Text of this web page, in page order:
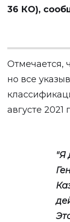
36 КО),
Отмечается,
но все
августе 2021
"Я